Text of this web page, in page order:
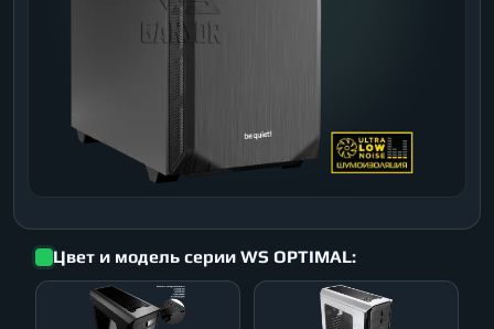
Цвет и модель серии WS OPTIMAL: